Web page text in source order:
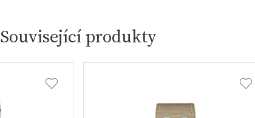
Související produkty